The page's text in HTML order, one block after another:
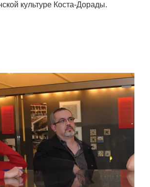
культуре Коста-Дорады.